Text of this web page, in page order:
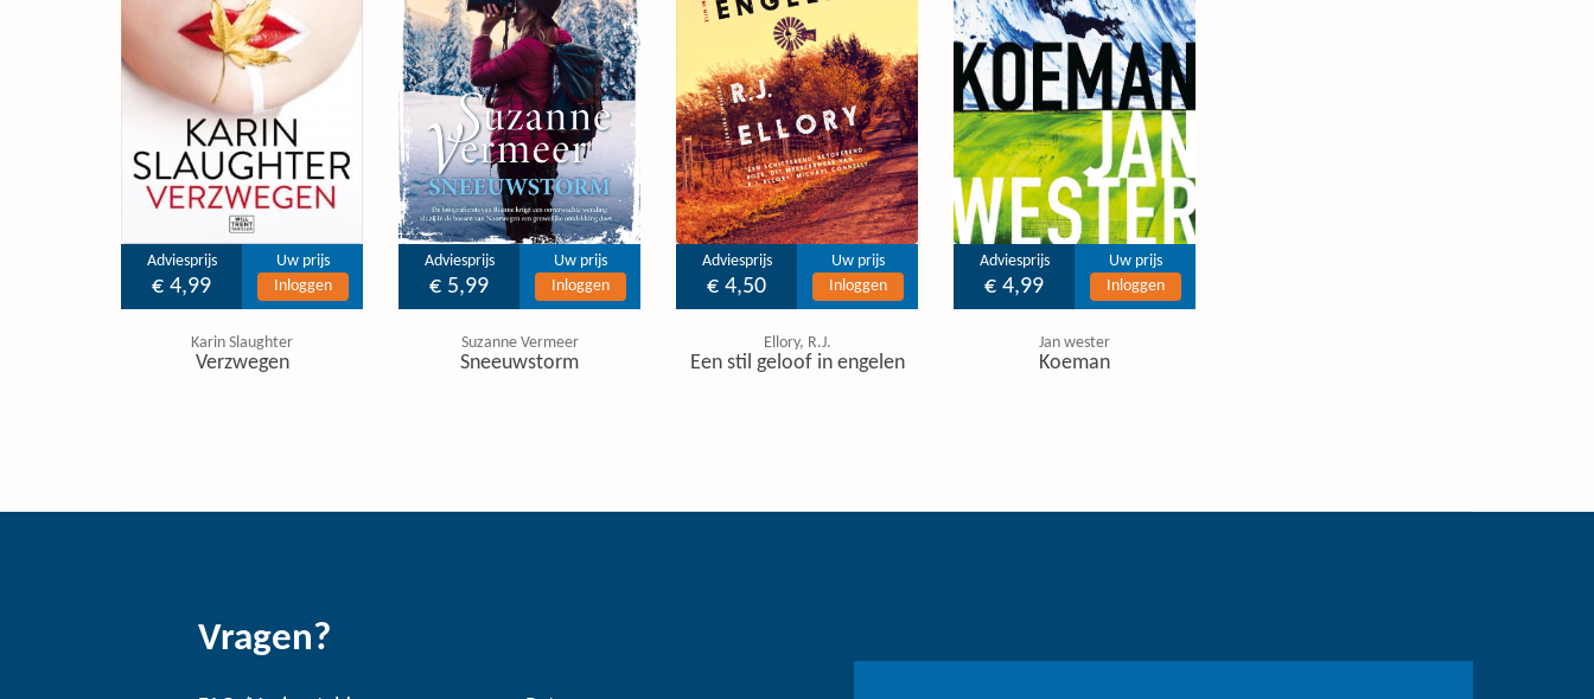
Adviesprijs
€ 4,99
Uw prijs
Inloggen
Karin Slaughter
Verzwegen
Adviesprijs
€ 5,99
Uw prijs
Inloggen
Suzanne Vermeer
Sneeuwstorm
Adviesprijs
€ 4,50
Uw prijs
Inloggen
Ellory, R.J.
Een stil geloof in engelen
Adviesprijs
€ 4,99
Uw prijs
Inloggen
Jan wester
Koeman
Vragen?